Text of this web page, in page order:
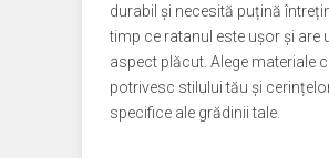
durabil și necesită puțină
timp ce ratanul este ușor și are
aspect plăcut. Alege materiale
potrivesc stilului tău și
specifice ale grădinii tale.